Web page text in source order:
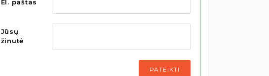
El. paštas
Jūsų
žinutė
PATEIKTI